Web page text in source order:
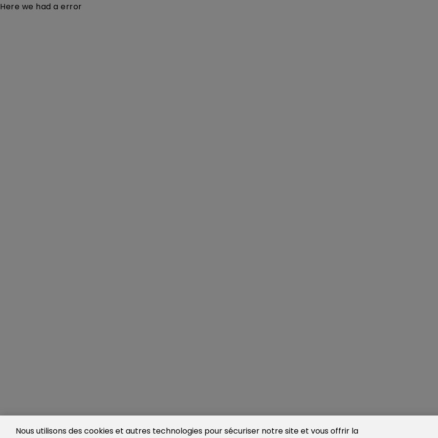
Here we had a error
Nous utilisons des cookies et autres technologies pour sécuriser notre site et vous offrir la